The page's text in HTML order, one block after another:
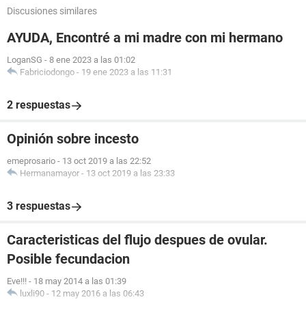
Discusiones similares
AYUDA, Encontré a mi madre con mi hermano
LoganSG - 8 ene 2023 a las 01:02
Fabriciodongo - 19 ene 2023 a las 11:31
2 respuestas
Opinión sobre incesto
emeprosario - 13 oct 2019 a las 22:52
Hermanamayor - 13 oct 2019 a las 23:33
3 respuestas
Caracteristicas del flujo despues de ovular.
Posible fecundacion
Eve!!! - 18 may 2014 a las 01:39
luxli90 - 12 may 2016 a las 06:43